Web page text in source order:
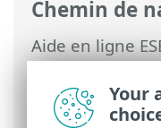
Chemin de
Aide en ligne
Security>
Security >Aide
les données
Your